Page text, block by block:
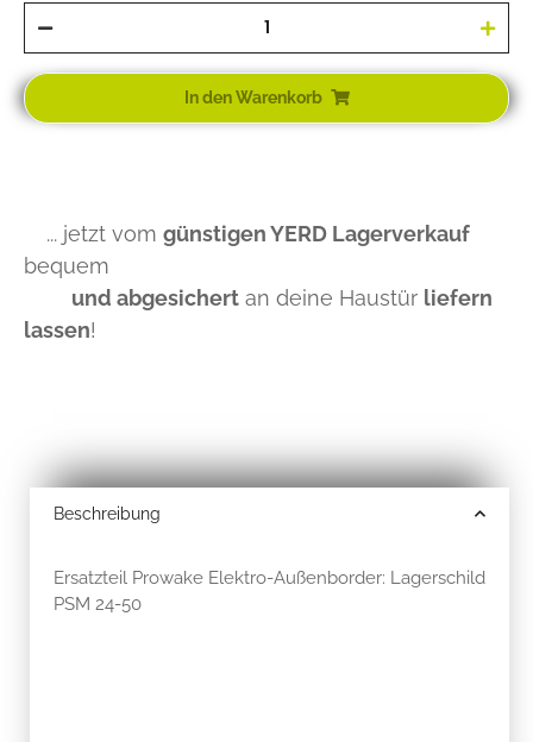
In den Warenkorb
... jetzt vom günstigen YERD Lagerverkauf
bequem
und abgesichert an deine Haustür liefern
lassen!
Beschreibung
Ersatzteil Prowake Elektro-Außenborder: Lagerschild
PSM 24-50